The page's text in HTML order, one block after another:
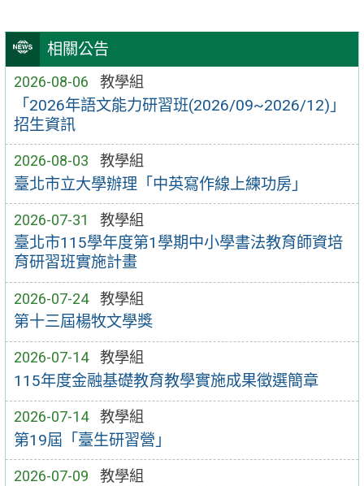
相關公告
2026-08-06 教學組
「2026年語文能力研習班(2026/09~2026/12)」
招生資訊
2026-08-03 教學組
臺北市立大學辦理「中英寫作線上練功房」
2026-07-31 教學組
臺北市115學年度第1學期中小學書法教育師資培
育研習班實施計畫
2026-07-24 教學組
第十三屆楊牧文學獎
2026-07-14 教學組
115年度金融基礎教育教學實施成果徵選簡章
2026-07-14 教學組
第19屆「臺生研習營」
2026-07-09 教學組